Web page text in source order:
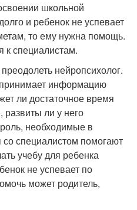
школьной
и ребенок не успевает
то ему нужна помощь.
к специалистам.
нейропсихолог.
информацию
ли достаточное время
развиты ли у него
необходимые в
специалистом помогают
учебу для ребенка
не успевает по
может родитель,